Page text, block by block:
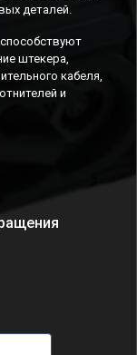
деталей.
штекера,
кабеля,
и